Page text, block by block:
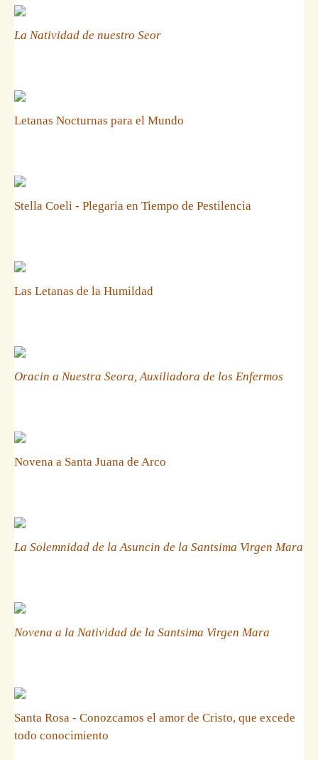
La Natividad de nuestro Seor
Letanas Nocturnas para el Mundo
Stella Coeli - Plegaria en Tiempo de Pestilencia
Las Letanas de la Humildad
Oracin a Nuestra Seora, Auxiliadora de los Enfermos
Novena a Santa Juana de Arco
La Solemnidad de la Asuncin de la Santsima Virgen Mara
Novena a la Natividad de la Santsima Virgen Mara
Santa Rosa - Conozcamos el amor de Cristo, que excede
todo conocimiento